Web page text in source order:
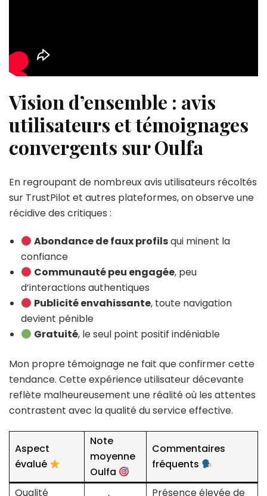
Vision d’ensemble : avis
utilisateurs et témoignages
convergents sur Oulfa
En regroupant de nombreux avis utilisateurs récoltés
sur TrustPilot et autres plateformes, on observe une
récidive des critiques :
Abondance de faux profilsqui minent la
confiance
Communauté peu engagée, peu
d’interactions authentiques
Publicité envahissante, toute navigation
devient pénible
Gratuité, le seul point positif indéniable
Mon propre témoignage ne fait que confirmer cette
tendance. Cette expérience utilisateur décevante
reflète malheureusement une réalité où les attentes
contrastent avec la qualité du service effective.
Aspect
évalué
Note
moyenne
Oulfa
Commentaires
fréquents
Qualité Présence élevée de